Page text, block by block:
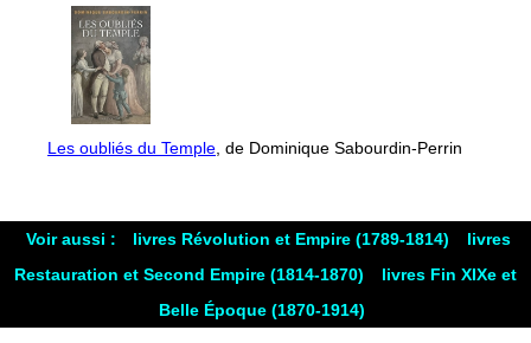
Les oubliés du Temple , de Dominique Sabourdin-Perrin
Voir aussi : livres Révolution et Empire (1789-1814)
livres
Restauration et Second Empire (1814-1870)
livres Fin XIXe et
Belle Époque (1870-1914)